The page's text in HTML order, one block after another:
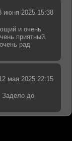
июня 2025 15:38
и очень
приятный.
рад
мая 2025 22:15
Задело до